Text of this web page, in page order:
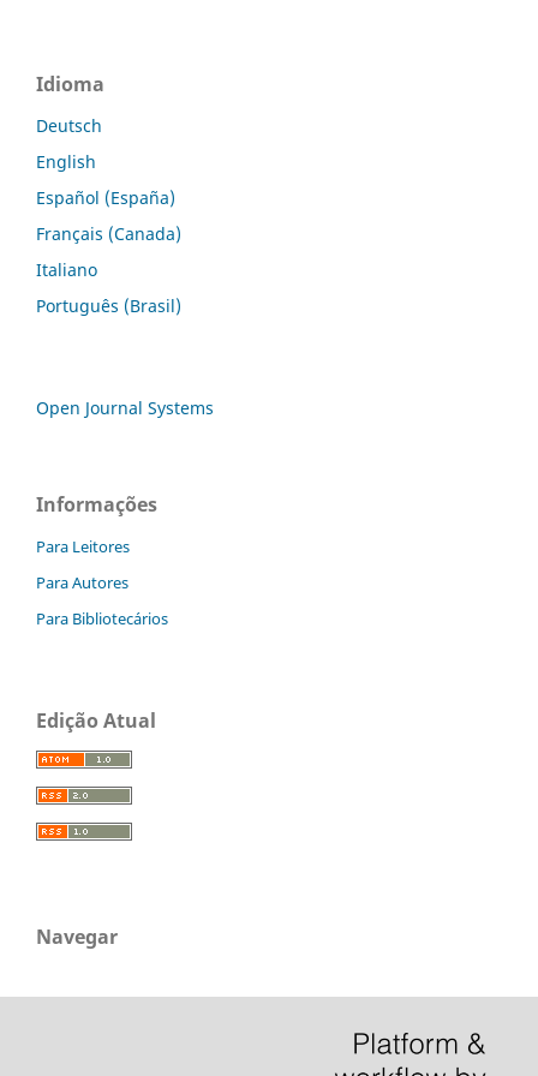
Idioma
Deutsch
English
Español (España)
Français (Canada)
Italiano
Português (Brasil)
Open Journal Systems
Informações
Para Leitores
Para Autores
Para Bibliotecários
Edição Atual
Navegar